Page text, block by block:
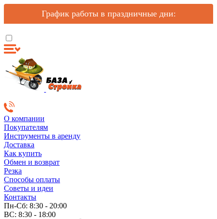
График работы в праздничные дни:
О компании
Покупателям
Инструменты в аренду
Доставка
Как купить
Обмен и возврат
Резка
Способы оплаты
Советы и идеи
Контакты
Пн-Сб: 8:30 - 20:00
ВС: 8:30 - 18:00